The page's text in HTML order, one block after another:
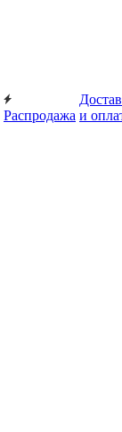
Распродажа и